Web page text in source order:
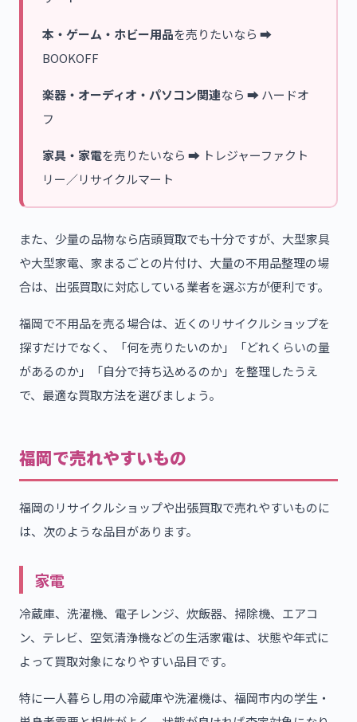
本・ゲーム・ホビー用品を売りたいなら ➡
BOOKOFF
楽器・オーディオ・パソコン関連なら ➡ ハードオ
フ
家具・家電を売りたいなら ➡ トレジャーファクト
リー／リサイクルマート
また、少量の品物なら店頭買取でも十分ですが、大型家具
や大型家電、家まるごとの片付け、大量の不用品整理の場
合は、出張買取に対応している業者を選ぶ方が便利です。
福岡で不用品を売る場合は、近くのリサイクルショップを
探すだけでなく、「何を売りたいのか」「どれくらいの量
があるのか」「自分で持ち込めるのか」を整理したうえ
で、最適な買取方法を選びましょう。
福岡で売れやすいもの
福岡のリサイクルショップや出張買取で売れやすいものに
は、次のような品目があります。
家電
冷蔵庫、洗濯機、電子レンジ、炊飯器、掃除機、エアコ
ン、テレビ、空気清浄機などの生活家電は、状態や年式に
よって買取対象になりやすい品目です。
特に一人暮らし用の冷蔵庫や洗濯機は、福岡市内の学生・